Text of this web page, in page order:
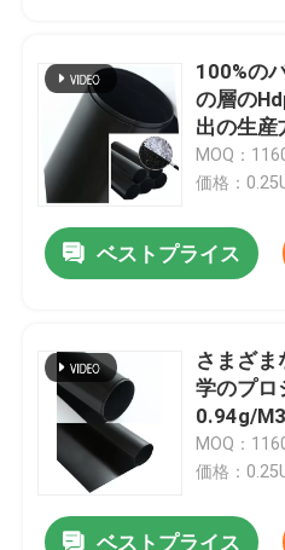
私達について
工場旅行
品質管理
ジオシンセティックの生
ジオシンセティックの膜
ジオシンセティックの補
100%の
の層の
出の生産
MOQ：
価格：
ベストプライス
さまざ
学のプロ
0.94g/
MOQ：
価格：
ベストプライス